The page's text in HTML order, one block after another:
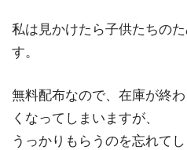
私は見かけたら子供たちの
す。
無料配布なので、在庫が終
くなってしまいますが、
うっかりもらうのを忘れて